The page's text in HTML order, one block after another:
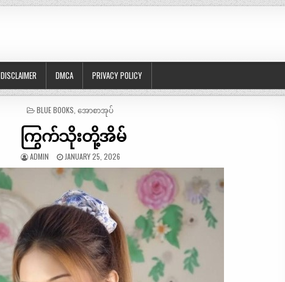
DISCLAIMER DMCA PRIVACY POLICY
POSTED
BLUE BOOKS ,အောစာအုပ်
ကြွက်သိုးတို့အိမ်
ADMIN JANUARY 25, 2026